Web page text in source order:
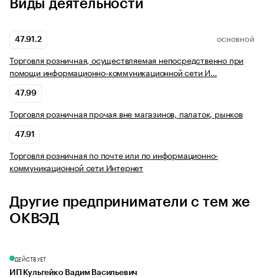
Виды деятельности
47.91.2 ОСНОВНОЙ
Торговля розничная, осуществляемая непосредственно при
помощи информационно-коммуникационной сети И…
47.99
Торговля розничная прочая вне магазинов, палаток, рынков
47.91
Торговля розничная по почте или по информационно-
коммуникационной сети Интернет
Другие предприниматели с тем же
ОКВЭД
ДЕЙСТВУЕТ
ИП Кульгейко Вадим Васильевич